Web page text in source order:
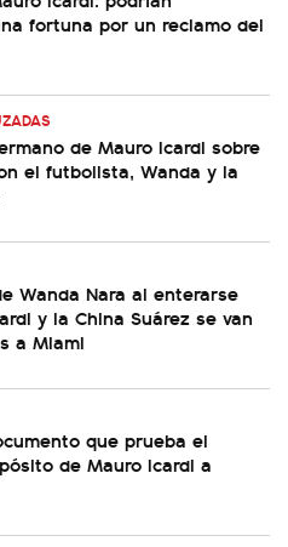
fortuna por un reclamo del
de Mauro Icardi sobre
el futbolista, Wanda y la
Wanda Nara al enterarse
y la China Suárez se van
a Miami
que prueba el
de Mauro Icardi a